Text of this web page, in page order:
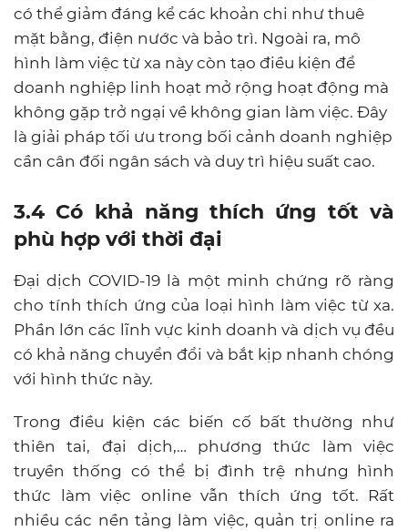
có thể giảm đáng kể các khoản chi như thuê
mặt bằng, điện nước và bảo trì. Ngoài ra, mô
hình làm việc từ xa này còn tạo điều kiện để
doanh nghiệp linh hoạt mở rộng hoạt động mà
không gặp trở ngại về không gian làm việc. Đây
là giải pháp tối ưu trong bối cảnh doanh nghiệp
cần cân đối ngân sách và duy trì hiệu suất cao.
3.4 Có khả năng thích ứng tốt và
phù hợp với thời đại
Đại dịch COVID-19 là một minh chứng rõ ràng
cho tính thích ứng của loại hình làm việc từ xa.
Phần lớn các lĩnh vực kinh doanh và dịch vụ đều
có khả năng chuyển đổi và bắt kịp nhanh chóng
với hình thức này.
Trong điều kiện các biến cố bất thường như
thiên tai, đại dịch,… phương thức làm việc
truyền thống có thể bị đình trệ nhưng hình
thức làm việc online vẫn thích ứng tốt. Rất
nhiều các nền tảng làm việc, quản trị online ra